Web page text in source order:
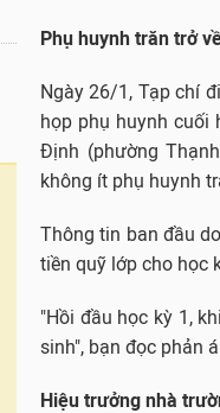
Phụ huynh trăn trở
Ngày 26/1, Tạp chí
họp phụ huynh cuối
Định (phường
không ít phụ huynh
Thông tin ban đầu
tiền quỹ lớp cho học
"Hồi đầu học kỳ 1,
sinh", bạn đọc phản
Hiệu trưởng nhà